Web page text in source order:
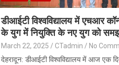
डीआईटी विश्वविद्यालय में एचआर
के युग में नियुक्ति के नए युग को
March 22, 2025 CTadmin No
देहरादून: डीआईटी विश्वविद्यालय में आज एक